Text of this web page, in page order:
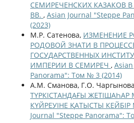
СЕМИРЕЧЕНСКИХ КАЗАКОВ
ВВ. , Asian Journal "Steppe
(2023)
М.Р. Сатенова, ИЗМЕНЕНИЕ
РОДОВОЙ ЗНАТИ В
ГОСУДАРСТВЕННЫХ
ИМПЕРИИ В СЕМИРЕЧ ,
Panorama": Том № 3 (2014)
А.М. Сманова, Г.О.
ТҮРКІСТАНДАҒЫ ЖЕТІШАҺАР
КҮЙРЕУІНЕ ҚАТЫСТЫ
Journal "Steppe Panorama":